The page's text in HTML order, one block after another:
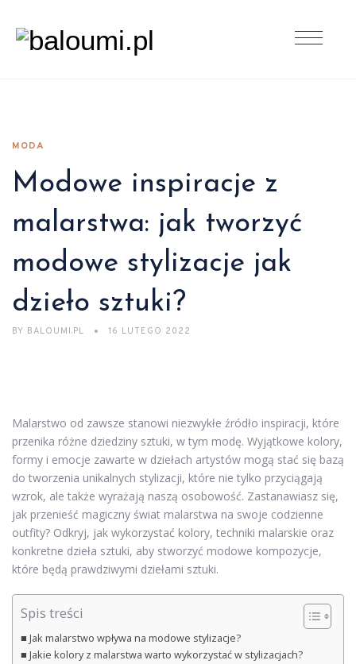
MODA
Modowe inspiracje z
malarstwa: jak tworzyć
modowe stylizacje jak
dzieło sztuki?
BY BALOUMI.PL 16 LUTEGO 2022
Malarstwo od zawsze stanowi niezwykłe źródło inspiracji, które
przenika różne dziedziny sztuki, w tym modę. Wyjątkowe kolory,
formy i emocje zawarte w dziełach artystów mogą stać się bazą
do tworzenia unikalnych stylizacji, które nie tylko przyciągają
wzrok, ale także wyrażają naszą osobowość. Zastanawiasz się,
jak przenieść magiczny świat malarstwa na swoje codzienne
outfity? Odkryj, jak wykorzystać kolory, techniki malarskie oraz
konkretne dzieła sztuki, aby stworzyć modowe kompozycje,
które będą prawdziwymi dziełami sztuki.
Spis treści
Jak malarstwo wpływa na modowe stylizacje?
Jakie kolory z malarstwa warto wykorzystać w stylizacjach?